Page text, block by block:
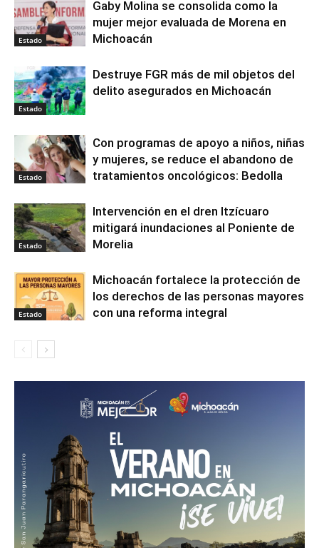
Estado
Gaby Molina se consolida como la
mujer mejor evaluada de Morena en
Michoacán
Estado
Destruye FGR más de mil objetos del
delito asegurados en Michoacán
Estado
Con programas de apoyo a niños, niñas
y mujeres, se reduce el abandono de
tratamientos oncológicos: Bedolla
Estado
Intervención en el dren Itzícuaro
mitigará inundaciones al Poniente de
Morelia
Estado
Michoacán fortalece la protección de
los derechos de las personas mayores
con una reforma integral